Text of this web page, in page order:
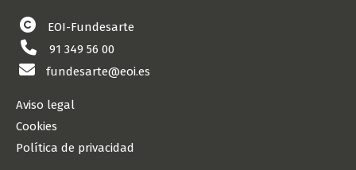
EOI-Fundesarte
91 349 56 00
fundesarte@eoi.es
Aviso legal
Cookies
Política de privacidad